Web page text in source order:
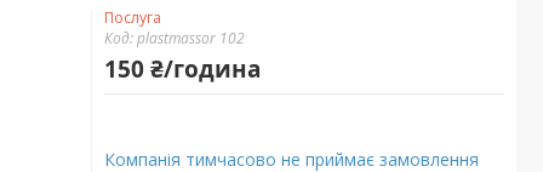
Послуга
Код:plastmassor 102
150 ₴/година
Компанія тимчасово не приймає замовлення